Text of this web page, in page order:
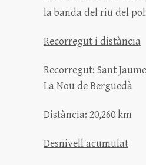
la banda del riu del
Recorregut i distància
Recorregut: Sant
La Nou de Berguedà
Distància: 20,260 km
Desnivell acumulat